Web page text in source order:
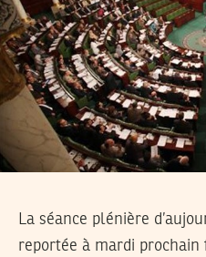
La séance plénière
reportée à mardi prochain